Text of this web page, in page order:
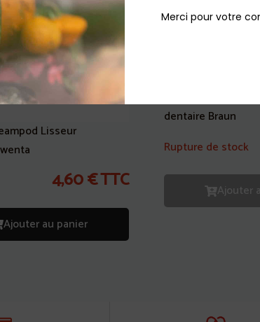
Lisseur
4,60€TTC
Ajouter au panier
dentaire Braun
Rupture de stock
Ajouter
Merci pour votre